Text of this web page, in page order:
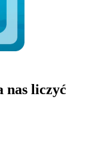
nas liczyć